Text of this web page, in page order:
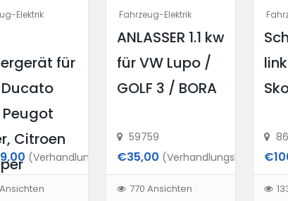
Elektrik
für
Ducato
Citroen
(Verhandlungsbasis)
Fahrzeug-Elektrik
ANLASSER 1.1 kw
für VW Lupo /
GOLF 3 / BORA
59759
€35,00 (Verhandlungsbasis)
770 Ansichten